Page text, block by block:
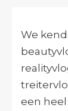
We
een